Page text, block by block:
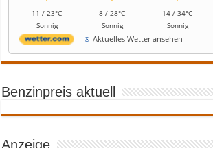
11 / 23°C
Sonnig
8 / 28°C
Sonnig
14 / 34°C
Sonnig
Aktuelles Wetter ansehen
Benzinpreis aktuell
Anzeige